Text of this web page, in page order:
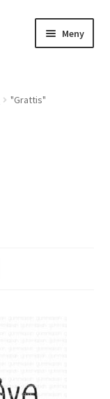
Meny
"Grattis"